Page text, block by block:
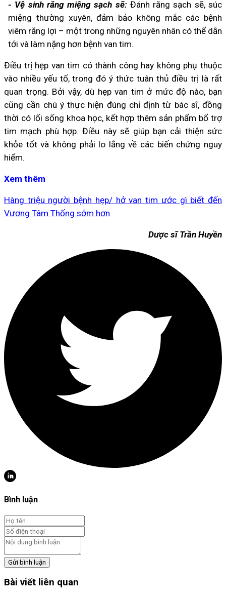
- Vệ sinh răng miệng sạch sẽ:Đánh răng sạch sẽ, súc
miệng thường xuyên, đảm bảo không mắc các bệnh
viêm răng lợi – một trong những nguyên nhân có thể dẫn
tới và làm nặng hơn bệnh van tim.
Điều trị hẹp van tim có thành công hay không phụ thuộc
vào nhiều yếu tố, trong đó ý thức tuân thủ điều trị là rất
quan trọng. Bởi vậy, dù hẹp van tim ở mức độ nào, bạn
cũng cần chú ý thực hiện đúng chỉ định từ bác sĩ, đồng
thời có lối sống khoa học, kết hợp thêm sản phẩm bổ trợ
tim mạch phù hợp. Điều này sẽ giúp bạn cải thiện sức
khỏe tốt và không phải lo lắng về các biến chứng nguy
hiểm.
Xem thêm
Hàng triệu người bệnh hẹp/ hở van tim ước gì biết đến
Vương Tâm Thống sớm hơn
Dược sĩ Trần Huyền
Bình luận
Gửi bình luận
Bài viết liên quan